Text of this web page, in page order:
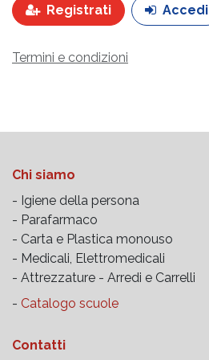
Registrati Accedi
Termini e condizioni
Chi siamo
- Igiene della persona
- Parafarmaco
- Carta e Plastica monouso
- Medicali, Elettromedicali
- Attrezzature - Arredi e Carrelli
- Catalogo scuole
Contatti